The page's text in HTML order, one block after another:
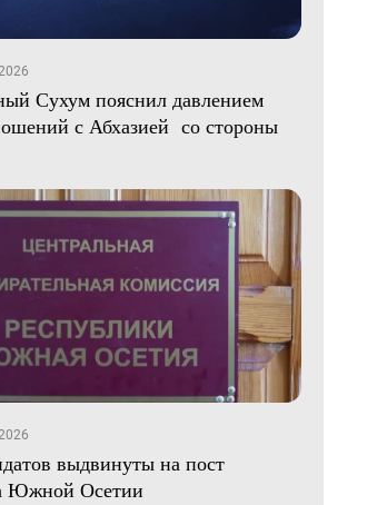
Сухум пояснил давлением
с Абхазией со стороны
выдвинуты на пост
Южной Осетии